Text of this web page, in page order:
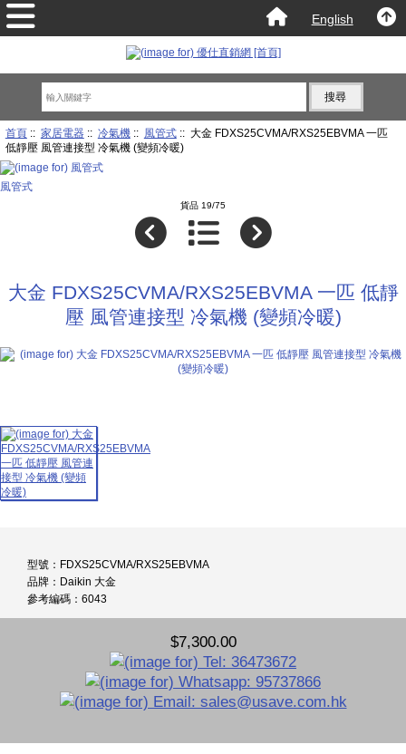
English
首頁:: 家居電器:: 冷氣機:: 風管式:: 大金 FDXS25CVMA/RXS25EBVMA 一匹
低靜壓 風管連接型 冷氣機 (變頻冷暖)
風管式
貨品 19/75
大金 FDXS25CVMA/RXS25EBVMA 一匹 低靜
壓 風管連接型 冷氣機 (變頻冷暖)
型號：FDXS25CVMA/RXS25EBVMA
品牌：Daikin 大金
參考編碼：6043
$7,300.00